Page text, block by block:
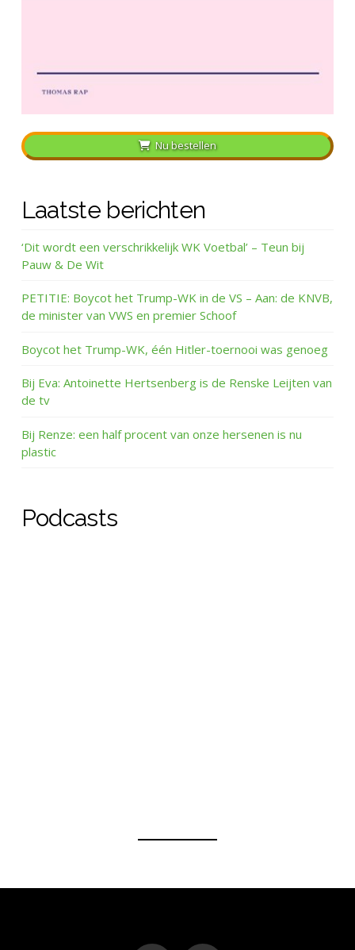
Nu bestellen
Laatste berichten
‘Dit wordt een verschrikkelijk WK Voetbal’ – Teun bij
Pauw & De Wit
PETITIE: Boycot het Trump-WK in de VS – Aan: de KNVB,
de minister van VWS en premier Schoof
Boycot het Trump-WK, één Hitler-toernooi was genoeg
Bij Eva: Antoinette Hertsenberg is de Renske Leijten van
de tv
Bij Renze: een half procent van onze hersenen is nu
plastic
Podcasts